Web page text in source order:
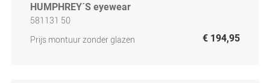
HUMPHREY´S eyewear
581131 50
Prijs montuur zonder glazen
€ 194,95